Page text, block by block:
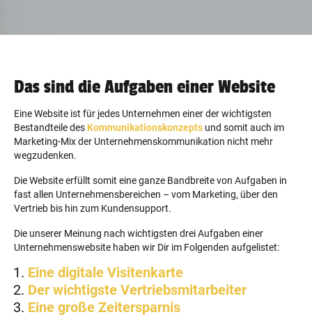
Das sind die Aufgaben einer Website
Eine Website ist für jedes Unternehmen einer der wichtigsten
Bestandteile des Kommunikationskonzepts und somit auch im
Marketing-Mix der Unternehmenskommunikation nicht mehr
wegzudenken.
Die Website erfüllt somit eine ganze Bandbreite von Aufgaben in
fast allen Unternehmensbereichen – vom Marketing, über den
Vertrieb bis hin zum Kundensupport.
Die unserer Meinung nach wichtigsten drei Aufgaben einer
Unternehmenswebsite haben wir Dir im Folgenden aufgelistet:
Eine digitale Visitenkarte
Der wichtigste Vertriebsmitarbeiter
Eine große Zeitersparnis